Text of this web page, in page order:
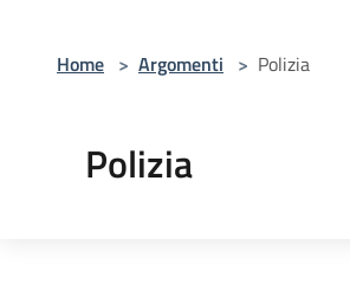
Home > Argomenti > Polizia
Polizia